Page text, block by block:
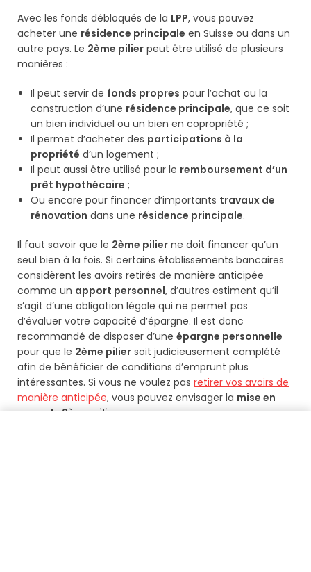
Avec les fonds débloqués de la LPP, vous pouvez
acheter une résidence principale en Suisse ou dans un
autre pays. Le 2ème pilier peut être utilisé de plusieurs
manières :
Il peut servir de fonds propres pour l’achat ou la
construction d’une résidence principale, que ce soit
un bien individuel ou un bien en copropriété ;
Il permet d’acheter des participations à la
propriété d’un logement ;
Il peut aussi être utilisé pour le remboursement d’un
prêt hypothécaire ;
Ou encore pour financer d’importants travaux de
rénovation dans une résidence principale.
Il faut savoir que le 2ème pilier ne doit financer qu’un
seul bien à la fois. Si certains établissements bancaires
considèrent les avoirs retirés de manière anticipée
comme un apport personnel, d’autres estiment qu’il
s’agit d’une obligation légale qui ne permet pas
d’évaluer votre capacité d’épargne. Il est donc
recommandé de disposer d’une épargne personnelle
pour que le 2ème pilier soit judicieusement complété
afin de bénéficier de conditions d’emprunt plus
intéressantes. Si vous ne voulez pas retirer vos avoirs de
manière anticipée, vous pouvez envisager la mise en
gage du 2ème pilier